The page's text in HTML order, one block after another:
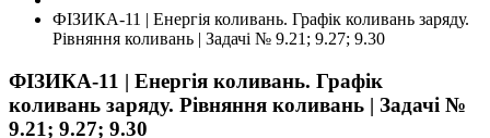
ФІЗИКА-11 | Енергія коливань. Графік коливань заряду.
Рівняння коливань | Задачі № 9.21; 9.27; 9.30
ФІЗИКА-11 | Енергія коливань. Графік
коливань заряду. Рівняння коливань | Задачі №
9.21; 9.27; 9.30